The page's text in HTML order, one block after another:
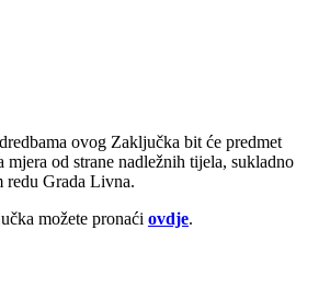
ovog Zaključka bit će predmet
mjera od strane nadležnih tijela, sukladno
redu Grada Livna.
možete pronaći ovdje.